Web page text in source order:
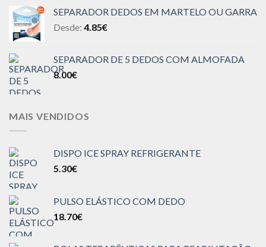
SEPARADOR DEDOS EM MARTELO OU GARRA
Desde: 4.85€
SEPARADOR DE 5 DEDOS COM ALMOFADA
8.00€
MAIS VENDIDOS
DISPO ICE SPRAY REFRIGERANTE
5.30€
PULSO ELÁSTICO COM DEDO
18.70€